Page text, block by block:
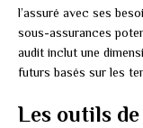
l’assuré avec ses
sous-assurances
audit inclut une
futurs basés sur les
Les outils